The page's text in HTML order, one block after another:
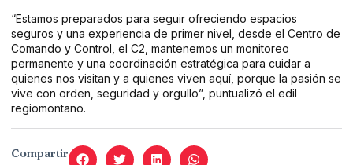
“Estamos preparados para seguir ofreciendo espacios
seguros y una experiencia de primer nivel, desde el Centro de
Comando y Control, el C2, mantenemos un monitoreo
permanente y una coordinación estratégica para cuidar a
quienes nos visitan y a quienes viven aquí, porque la pasión se
vive con orden, seguridad y orgullo”, puntualizó el edil
regiomontano.
Compartir